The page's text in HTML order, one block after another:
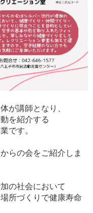
が講師となり、
を紹介する
です。
らの会をご紹介しま
の社会において
所づくりで健康寿命